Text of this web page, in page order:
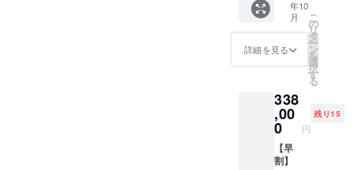
防音・
快適空
間を提
供する
犬小屋
です。
置推
奨。換
気扇・
窓付き
で通気
性も確
50cm×
奥行き
55cm
40kg
・素
材：木
造部
分）、
防音吸
音材、
ポリエ
ステル
メー
カー所
在地
（国）
： 日本
・製造
本 ・法
人名：
株式会
社
SALVAT
ORE 2.
iseレ
ギュ
ラーサ
イズと
オリジ
ナルス
カーを
ご提供
しま
す。 ・
カラー
展開：
年10
月
詳細を見る
こ
の
リ
タ
ー
ン
を
選
択
す
る
338
,00
0 円
残り15
【早
割】